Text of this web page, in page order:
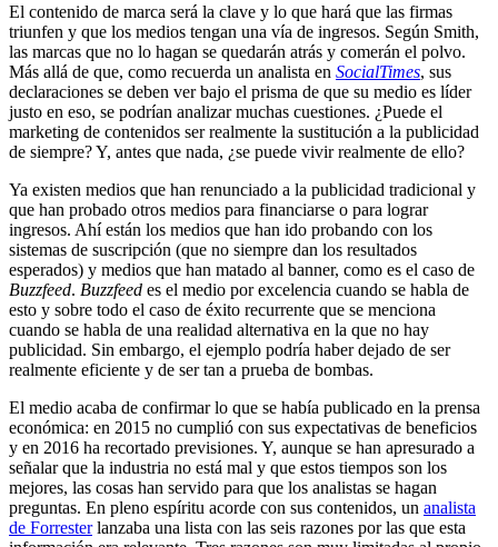
El contenido de marca será la clave y lo que hará que las firmas
triunfen y que los medios tengan una vía de ingresos. Según Smith,
las marcas que no lo hagan se quedarán atrás y comerán el polvo.
Más allá de que, como recuerda un analista en SocialTimes, sus
declaraciones se deben ver bajo el prisma de que su medio es líder
justo en eso, se podrían analizar muchas cuestiones. ¿Puede el
marketing de contenidos ser realmente la sustitución a la publicidad
de siempre? Y, antes que nada, ¿se puede vivir realmente de ello?
Ya existen medios que han renunciado a la publicidad tradicional y
que han probado otros medios para financiarse o para lograr
ingresos. Ahí están los medios que han ido probando con los
sistemas de suscripción (que no siempre dan los resultados
esperados) y medios que han matado al banner, como es el caso de
Buzzfeed. Buzzfeed es el medio por excelencia cuando se habla de
esto y sobre todo el caso de éxito recurrente que se menciona
cuando se habla de una realidad alternativa en la que no hay
publicidad. Sin embargo, el ejemplo podría haber dejado de ser
realmente eficiente y de ser tan a prueba de bombas.
El medio acaba de confirmar lo que se había publicado en la prensa
económica: en 2015 no cumplió con sus expectativas de beneficios
y en 2016 ha recortado previsiones. Y, aunque se han apresurado a
señalar que la industria no está mal y que estos tiempos son los
mejores, las cosas han servido para que los analistas se hagan
preguntas. En pleno espíritu acorde con sus contenidos, un analista
de Forresterlanzaba una lista con las seis razones por las que esta